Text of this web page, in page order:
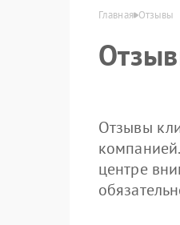
Главная Отзывы
Отзывы
центре